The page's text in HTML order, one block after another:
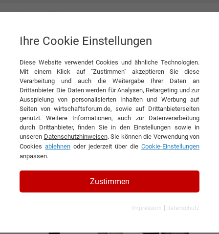
ELSÄSSER Filtertechnik GmbH Gut gefiltert!
Interview ELSÄSSER Filtertechnik GmbH
DIESEN ARTIKEL EMPFEHLEN
Gut gefiltert!
Interview mit Peter Wink, Geschäftsführer
der ELSÄSSER Filtertechnik GmbH
Ihre Cookie Einstellungen
Diese Website verwendet Cookies und ähnliche Technologien.
Mit einem Klick auf "Zustimmen" akzeptieren Sie diese
Verarbeitung und auch die Weitergabe Ihrer Daten an
Drittanbieter. Die Daten werden für Analysen, Retargeting und zur
Ausspielung von personalisierten Inhalten und Werbung auf
Seiten von wirtschaftsforum.de, sowie auf Drittanbieterseiten
genutzt. Weitere Informationen, auch zur Datenverarbeitung
durch Drittanbieter, finden Sie in den Einstellungen sowie in
unseren Datenschutzhinweisen. Sie können die Verwendung von
Cookies ablehnen oder jederzeit über die Cookie-Einstellungen
anpassen.
Zustimmen
Impressum | Datenschutz